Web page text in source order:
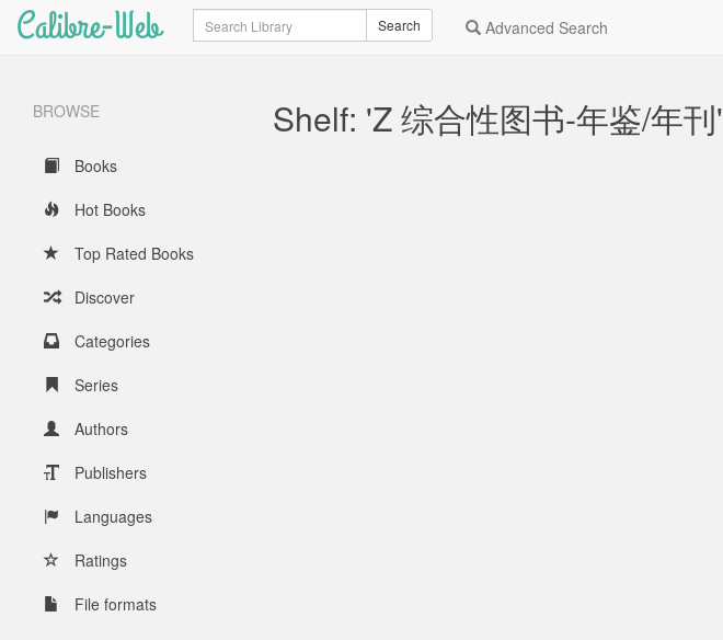
Calibre-Web Search Search Advanced Search
BROWSE
Books
Hot Books
Top Rated Books
Discover
Categories
Series
Authors
Publishers
Languages
Ratings
File formats
Shelf: 'Z 综合性图书-年鉴/年刊'